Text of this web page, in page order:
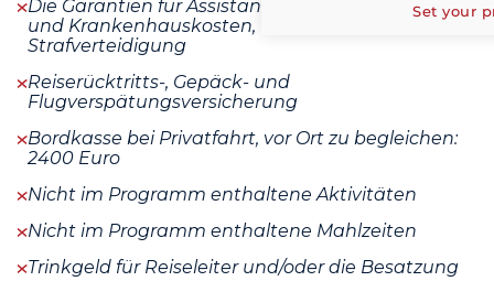
Die Garantien für Assistance, Rücktransport, Arzt-
und Krankenhauskosten, Rechts- und
Strafverteidigung
Reiserücktritts-, Gepäck- und
Flugverspätungsversicherung
Bordkasse bei Privatfahrt, vor Ort zu begleichen:
2400 Euro
Nicht im Programm enthaltene Aktivitäten
Nicht im Programm enthaltene Mahlzeiten
Trinkgeld für Reiseleiter und/oder die Besatzung
Set your